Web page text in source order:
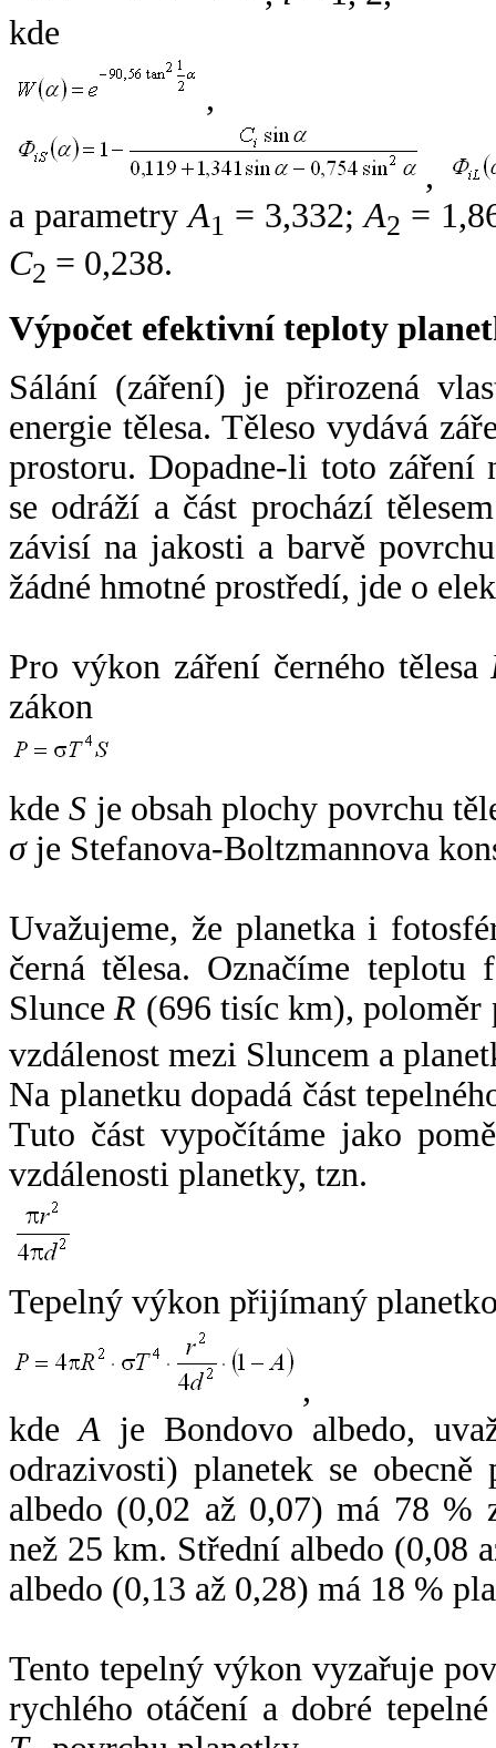
kde
,
,
a parametryA1 = 3,332;A2 =
C2 = 0,238.
Výpočet efektivní teploty
Sálání (záření) je přirozená
energie tělesa. Těleso vydává
prostoru. Dopadne-li toto záření
se odráží a část prochází
závisí na jakosti a barvě
žádné hmotné prostředí, jde o
Pro výkon záření černého tělesa
zákon
kdeS je obsah plochy povrchu
σje Stefanova-Boltzmannova
Uvažujeme, že planetka i
černá tělesa. Označíme
SlunceR (696 tisíc km),
vzdálenost mezi Sluncem a
Na planetku dopadá část
Tuto část vypočítáme jako
vzdálenosti planetky, tzn.
Tepelný výkon přijímaný
,
kdeA je Bondovo albedo,
odrazivosti) planetek se
albedo (0,02 až 0,07) má 78 %
než 25 km. Střední albedo (0,08
albedo (0,13 až 0,28) má 18 %
Tento tepelný výkon vyzařuje
rychlého otáčení a dobré